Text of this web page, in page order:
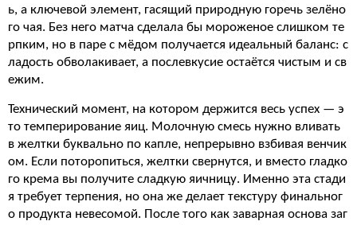
ь, а ключевой элемент, гасящий природную горечь зелёно
го чая. Без него матча сделала бы мороженое слишком те
рпким, но в паре с мёдом получается идеальный баланс: с
ладость обволакивает, а послевкусие остаётся чистым и св
ежим.
Технический момент, на котором держится весь успех — э
то темперирование яиц. Молочную смесь нужно вливать
в желтки буквально по капле, непрерывно взбивая венчик
ом. Если поторопиться, желтки свернутся, и вместо гладко
го крема вы получите сладкую яичницу. Именно эта стади
я требует терпения, но она же делает текстуру финальног
о продукта невесомой. После того как заварная основа заг